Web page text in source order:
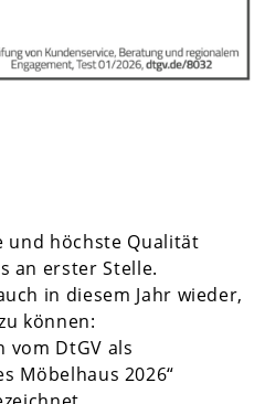
und höchste Qualität
an erster Stelle.
in diesem Jahr wieder,
können:
vom DtGV als
Möbelhaus 2026“